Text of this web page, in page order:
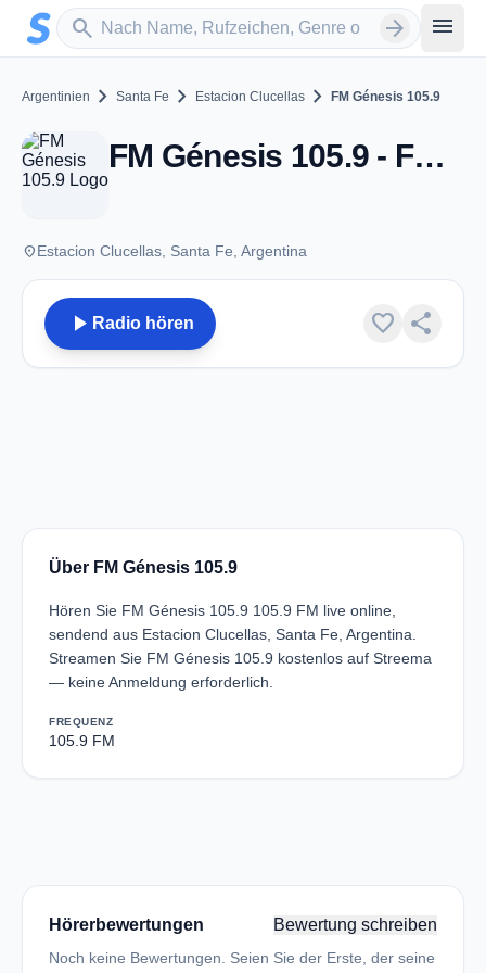
Zum Hauptinhalt springen
search
Sender suchen arrow_forward menu
Argentinien chevron_right Santa Fe chevron_right Estacion Clucellas chevron_right FM Génesis 105.9
FM Génesis 105.9 - FM 105.9 - Estacion Clucellas
placeEstacion Clucellas, Santa Fe, Argentina
play_arrow Radio hören favorite share
Über FM Génesis 105.9
Hören Sie FM Génesis 105.9 105.9 FM live online,
sendend aus Estacion Clucellas, Santa Fe, Argentina.
Streamen Sie FM Génesis 105.9 kostenlos auf Streema
— keine Anmeldung erforderlich.
FREQUENZ
105.9 FM
Hörerbewertungen Bewertung schreiben
Noch keine Bewertungen. Seien Sie der Erste, der seine